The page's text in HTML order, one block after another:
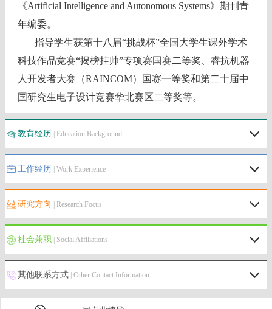
《Artificial Intelligence and Autonomous Systems》期刊青
年编委。
指导学生获第十八届“挑战杯”全国大学生课外学术
科技作品竞赛“揭榜挂帅”专项赛国赛二等奖、睿抗机器
人开发者大赛（RAINCOM）国赛一等奖和第二十届中
国研究生电子设计竞赛华北赛区二等奖等。
教育经历 | Education Background
工作经历 | Work Experience
研究方向 | Research Focus
社会兼职| Social Affiliations
其他联系方式| Other Contact Information